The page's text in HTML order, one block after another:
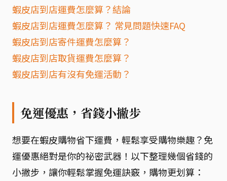
蝦皮店到店運費怎麼算？結論
蝦皮店到店運費怎麼算？ 常見問題快速FAQ
蝦皮店到店寄件運費怎麼算？
蝦皮店到店取貨運費怎麼算？
蝦皮店到店有沒有免運活動？
免運優惠，省錢小撇步
想要在蝦皮購物省下運費，輕鬆享受購物樂趣？免
運優惠絕對是你的祕密武器！以下整理幾個省錢的
小撇步，讓你輕鬆掌握免運訣竅，購物更划算：